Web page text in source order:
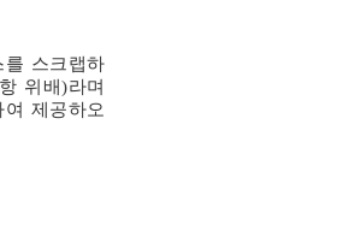
스크랩하
항 위배)라며
제공하오